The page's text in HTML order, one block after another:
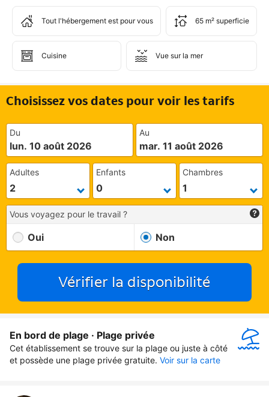
Tout l'hébergement est pour vous 65 m² superficie
Cuisine Vue sur la mer
Choisissez vos dates pour voir les tarifs
Du
lun. 10 août 2026
Au
mar. 11 août 2026
Adultes Enfants Chambres
Vous voyagez pour le travail ?
Oui Non
Vérifier la disponibilité
En bord de plage · Plage privée
Cet établissement se trouve sur la plage ou juste à côté
et possède une plage privée gratuite. Voir sur la carte